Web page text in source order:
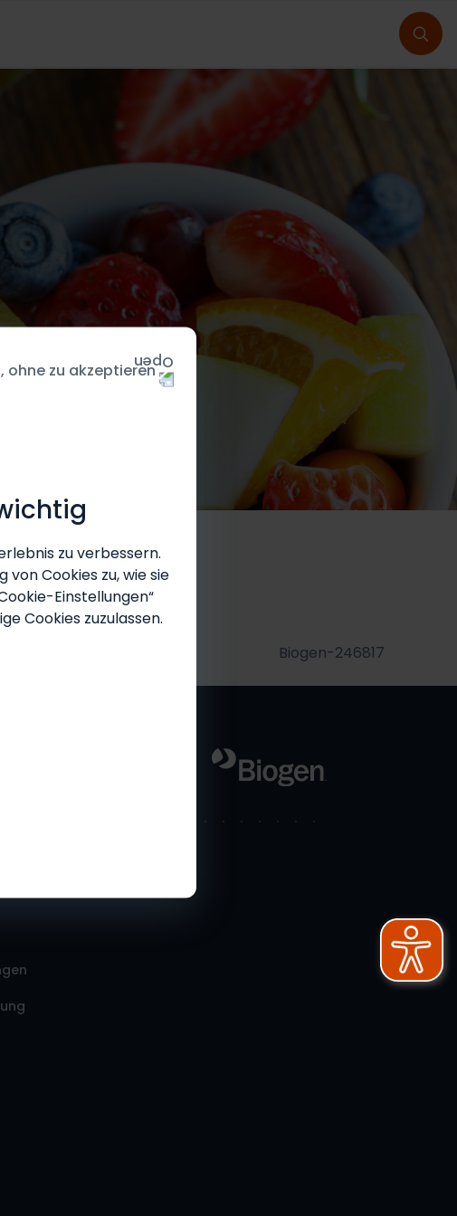
zu verbessern.
Cookies zu, wie sie
Einstellungen“
Cookies zuzulassen.
ohne zu akzeptieren
Biogen-246817